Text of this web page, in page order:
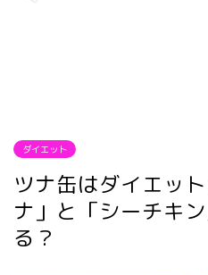
ダイエット
ツナ缶はダイエッ
ナ」と「シーチキ
る？